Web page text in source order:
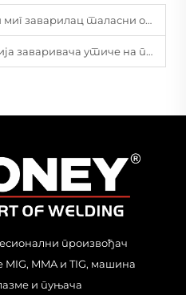
облици утичу на резултате смањења прскања?
на продуктивност у различитим радовима израде?
произвођач
MMA и TIG, машина
и пуњача